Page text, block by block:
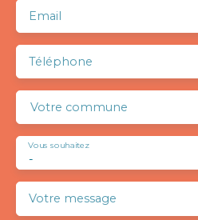
Email
Téléphone
Votre commune
-
Vous souhaitez
Votre message